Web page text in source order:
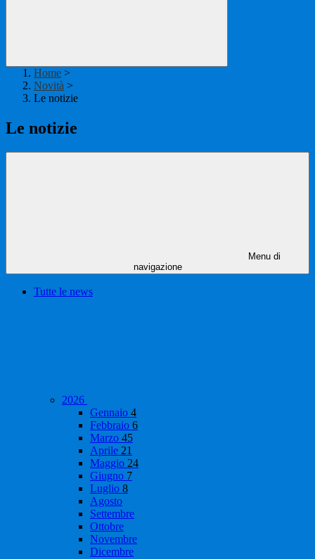
Home >
Novità >
Le notizie
Le notizie
Menu di
navigazione
Tutte le news
2026
Gennaio 4
Febbraio 6
Marzo 45
Aprile 21
Maggio 24
Giugno 7
Luglio 8
Agosto
Settembre
Ottobre
Novembre
Dicembre